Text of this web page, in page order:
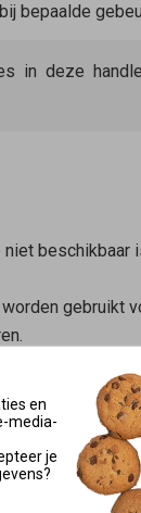
bepaalde
in deze
beschikbaar
gebruikt
aan. Bij
en
media-
je